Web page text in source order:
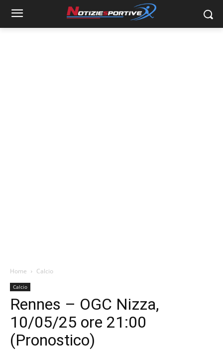
Home Calcio
Calcio
Rennes – OGC Nizza,
10/05/25 ore 21:00
(Pronostico)